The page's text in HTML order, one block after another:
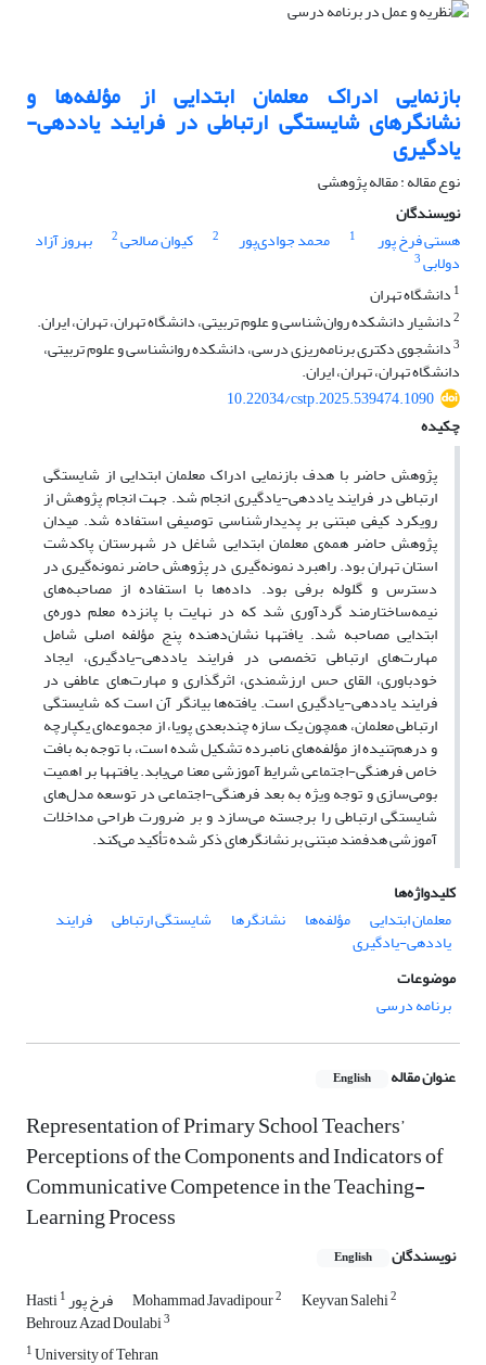
بازنمایی ادراک معلمان ابتدایی از مؤلفه‌ها و
نشانگرهای شایستگی ارتباطی در فرایند یاددهی-
یادگیری
نوع مقاله : مقاله پژوهشی
نویسندگان
هستی فرخ پور
1 محمد جوادی‌پور 2 کیوان صالحی2 بهروز آزاد
دولابی3
1 دانشگاه تهران
2دانشیار دانشکده روان‌شناسی و علوم تربیتی، دانشگاه تهران، تهران، ایران.
3دانشجوی دکتری برنامه‌ریزی درسی، دانشکده روانشناسی و علوم تربیتی،
دانشگاه تهران، تهران، ایران.
10.22034/cstp.2025.539474.1090
چکیده
پژوهش حاضر با هدف بازنمایی ادراک معلمان ابتدایی از شایستگی
ارتباطی در فرایند یاددهی-یادگیری انجام شد. جهت انجام پژوهش از
رویکرد کیفی مبتنی بر پدیدارشناسی توصیفی استفاده شد. میدان
پژوهش حاضر همه‌ی معلمان ابتدایی شاغل در شهرستان پاکدشت
استان تهران بود. راهبرد نمونه‌گیری در پژوهش حاضر نمونه‌گیری در
دسترس و گلوله برفی بود. داده‌ها با استفاده از مصاحبه‌های
نیمه‌ساختارمند گردآوری شد که در نهایت با پانزده معلم دوره‌ی
ابتدایی مصاحبه شد. یافتهها نشان‌دهنده پنج مؤلفه اصلی شامل
مهارت‌های ارتباطی تخصصی در فرایند یاددهی-یادگیری، ایجاد
خودباوری، القای حس ارزشمندی، اثرگذاری و مهارت‌های عاطفی در
فرایند یاددهی-یادگیری است. یافته‌ها بیانگر آن است که شایستگی
ارتباطی معلمان، همچون یک سازه چندبعدی پویا، از مجموعه‌ای یکپارچه
و درهم‌تنیده از مؤلفه‌های نامبرده تشکیل شده است، با توجه به بافت
خاص فرهنگی-اجتماعی شرایط آموزشی معنا می‌یابد. یافتهها بر اهمیت
بومی‌سازی و توجه ویژه به بعد فرهنگی-اجتماعی در توسعه مدل‌های
شایستگی ارتباطی را برجسته می‌سازد و بر ضرورت طراحی مداخلات
آموزشی هدفمند مبتنی بر نشانگرهای ذکر شده تأکید می‌کند.
کلیدواژه‌ها
معلمان ابتدایی
مؤلفه‌ها نشانگرها شایستگی ارتباطی فرایند
یاددهی-یادگیری
موضوعات
برنامه درسی
عنوان مقاله English
Representation of Primary School Teachers’
Perceptions of the Components and Indicators of
Communicative Competence in the Teaching-
Learning Process
نویسندگان English
Hasti فرخ پور1 Mohammad Javadipour2 Keyvan Salehi2
Behrouz Azad Doulabi3
1University of Tehran